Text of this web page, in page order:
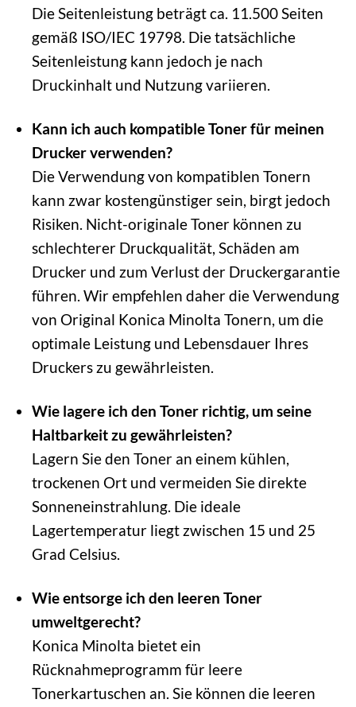
Die Seitenleistung beträgt ca. 11.500 Seiten
gemäß ISO/IEC 19798. Die tatsächliche
Seitenleistung kann jedoch je nach
Druckinhalt und Nutzung variieren.
Kann ich auch kompatible Toner für meinen
Drucker verwenden?
Die Verwendung von kompatiblen Tonern
kann zwar kostengünstiger sein, birgt jedoch
Risiken. Nicht-originale Toner können zu
schlechterer Druckqualität, Schäden am
Drucker und zum Verlust der Druckergarantie
führen. Wir empfehlen daher die Verwendung
von Original Konica Minolta Tonern, um die
optimale Leistung und Lebensdauer Ihres
Druckers zu gewährleisten.
Wie lagere ich den Toner richtig, um seine
Haltbarkeit zu gewährleisten?
Lagern Sie den Toner an einem kühlen,
trockenen Ort und vermeiden Sie direkte
Sonneneinstrahlung. Die ideale
Lagertemperatur liegt zwischen 15 und 25
Grad Celsius.
Wie entsorge ich den leeren Toner
umweltgerecht?
Konica Minolta bietet ein
Rücknahmeprogramm für leere
Tonerkartuschen an. Sie können die leeren